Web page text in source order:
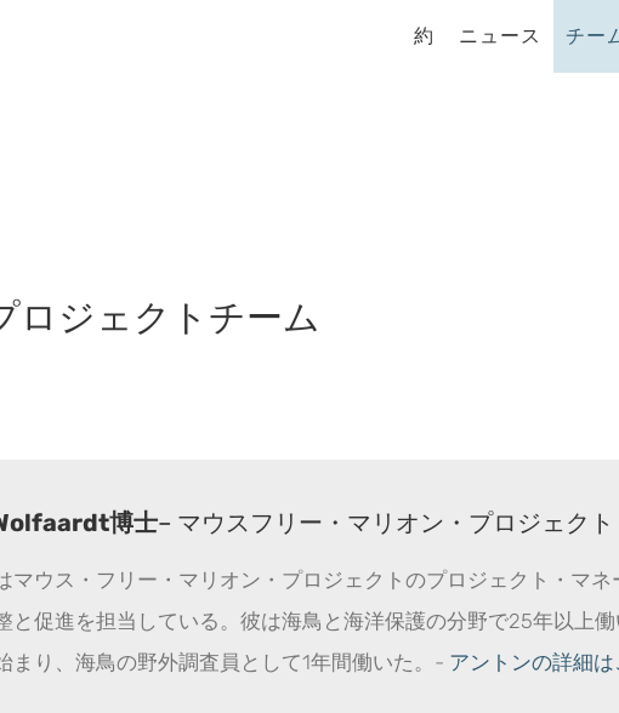
約 ニュース チー
ロジェクトチーム
博士– マウスフリー・マリオン・プロジェク
マウス・フリー・マリオン・プロジェクトのプロジェクト・マ
と促進を担当している。彼は海鳥と海洋保護の分野で25年以上
まり、海鳥の野外調査員として1年間働いた。- アントンの詳細は